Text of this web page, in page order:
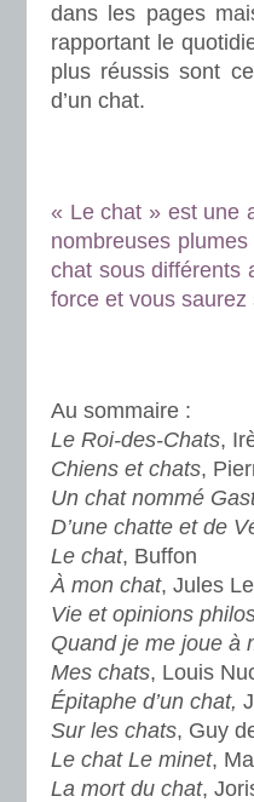
dans les pages
rapportant le
plus réussis sont
d’un chat.
« Le chat » est une
nombreuses
chat sous différents
force et vous
Au sommaire :
Le Roi-des-Chats,
Chiens et chats,
Un chat nommé
D’une chatte et de
Le chat, Buffon
À mon chat, Jules
Vie et opinions
Quand je me joue à
Mes chats, Louis
Épitaphe d’un chat,
Sur les chats, Guy
Le chat Le minet,
La mort du chat,